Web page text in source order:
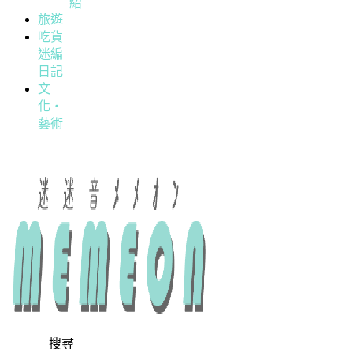
紹
旅遊
吃貨
迷編
日記
文
化・
藝術
搜尋